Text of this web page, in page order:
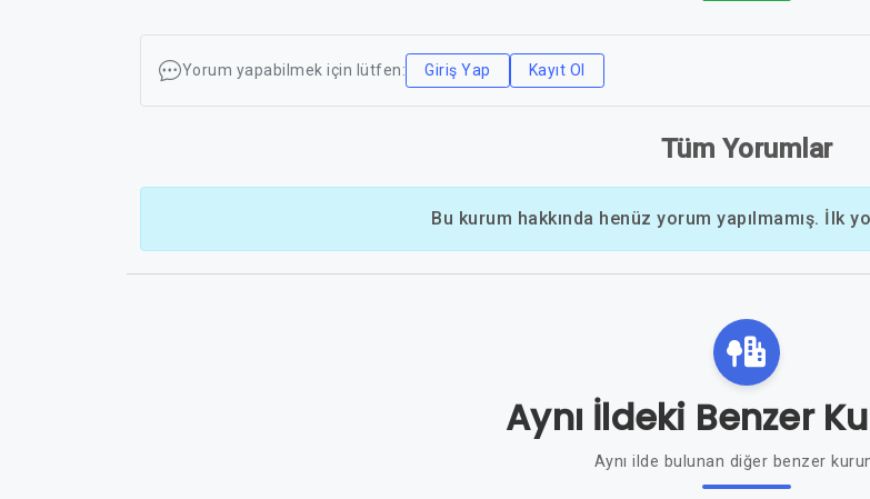
Yorum yapabilmek için lütfen: Giriş Yap Kayıt Ol
Tüm Yorumlar
Bu kurum hakkında henüz yorum yapılmamış. İlk
Aynı İldeki Benzer
Aynı ilde bulunan diğer benzer